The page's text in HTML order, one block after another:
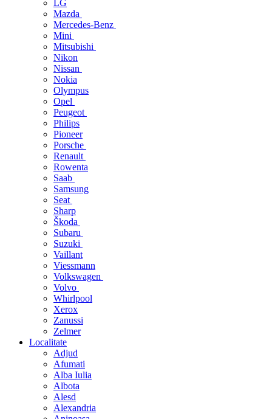
LG
Mazda
Mercedes-Benz
Mini
Mitsubishi
Nikon
Nissan
Nokia
Olympus
Opel
Peugeot
Philips
Pioneer
Porsche
Renault
Rowenta
Saab
Samsung
Seat
Sharp
Škoda
Subaru
Suzuki
Vaillant
Viessmann
Volkswagen
Volvo
Whirlpool
Xerox
Zanussi
Zelmer
Localitate
Adjud
Afumati
Alba Iulia
Albota
Alesd
Alexandria